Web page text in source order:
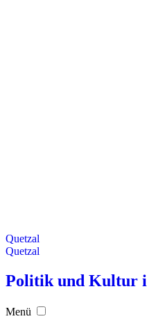
Quetzal
Quetzal
Politik und Kultur
Menü